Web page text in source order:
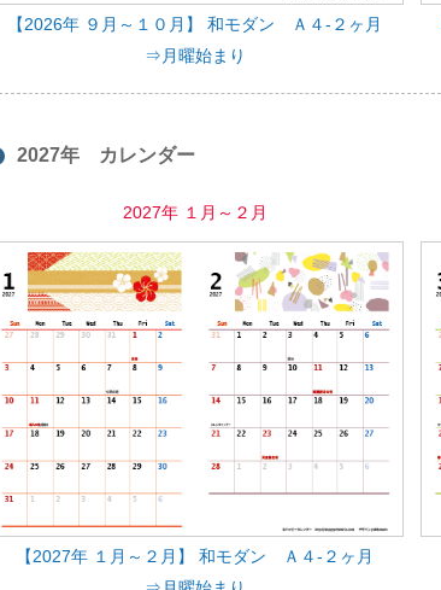
【2026年 ９月～１０月】 和モダン Ａ４-２ヶ月
⇒月曜始まり
2027年 カレンダー
2027年 １月～２月
【2027年 １月～２月】 和モダン Ａ４-２ヶ月